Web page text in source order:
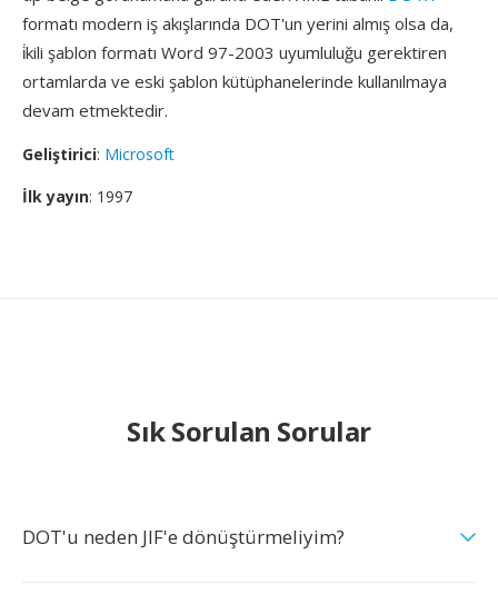
formatı modern iş akışlarında DOT'un yerini almış olsa da,
i̇kili şablon formatı Word 97-2003 uyumluluğu gerektiren
ortamlarda ve eski şablon kütüphanelerinde kullanılmaya
devam etmektedir.
Geliştirici: Microsoft
İlk yayın: 1997
Sık Sorulan Sorular
DOT'u neden JIF'e dönüştürmeliyim?